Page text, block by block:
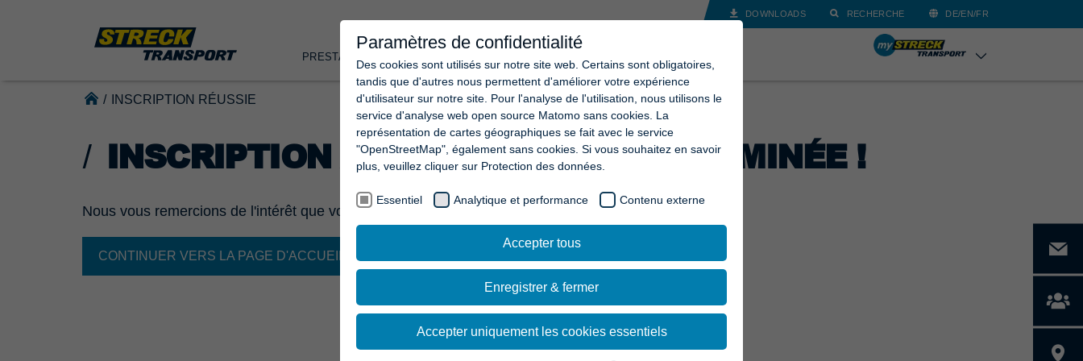
DOWNLOADS RECHERCHE DE/EN/FR
PRESTATIONS
/ INSCRIPTION RÉUSSIE
INSCRIPTION À LA NEWSLETTER TERMINÉE !
Nous vous remercions de l'intérêt que vous portez à la Streck Transport AG.
CONTINUER VERS LA PAGE D'ACCUEIL
Paramètres de confidentialité
Des cookies sont utilisés sur notre site web. Certains sont obligatoires,
tandis que d'autres nous permettent d'améliorer votre expérience
d'utilisateur sur notre site. Pour l'analyse de l'utilisation, nous utilisons le
service d'analyse web open source Matomo sans cookies. La
représentation de cartes géographiques se fait avec le service
"OpenStreetMap", également sans cookies. Si vous souhaitez en savoir
plus, veuillez cliquer sur Protection des données.
Essentiel Analytique et performance Contenu externe
Accepter tous
Enregistrer & fermer
Accepter uniquement les cookies essentiels